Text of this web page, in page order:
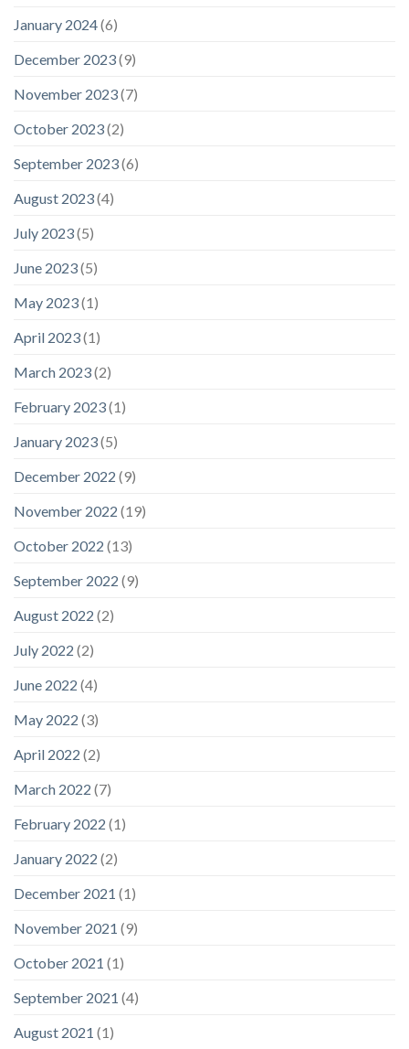
January 2024(6)
December 2023(9)
November 2023(7)
October 2023(2)
September 2023(6)
August 2023(4)
July 2023(5)
June 2023(5)
May 2023(1)
April 2023(1)
March 2023(2)
February 2023(1)
January 2023(5)
December 2022 (9)
November 2022 (19)
October 2022 (13)
September 2022 (9)
August 2022 (2)
July 2022 (2)
June 2022 (4)
May 2022 (3)
April 2022 (2)
March 2022 (7)
February 2022 (1)
January 2022 (2)
December 2021 (1)
November 2021 (9)
October 2021 (1)
September 2021 (4)
August 2021 (1)